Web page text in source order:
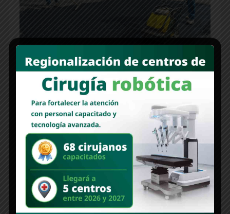
COLUMNA | Un millón de metros cuadrados de parches
Nuevo Sonora agosto 4, 2026
Por René García ¿No le parece absurdo vivir en una ciudad donde el
97.4% de sus habitantes coincide en algo? En Hermosillo no nos
ponemos de ac [...] Read More